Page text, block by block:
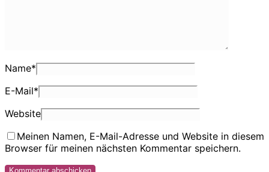
Name*
E-Mail*
Website
Meinen Namen, E-Mail-Adresse und Website in diesem
Browser für meinen nächsten Kommentar speichern.